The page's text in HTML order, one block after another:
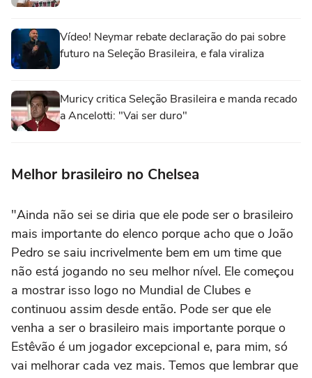
Vídeo! Neymar rebate declaração do pai sobre
futuro na Seleção Brasileira, e fala viraliza
Muricy critica Seleção Brasileira e manda recado
a Ancelotti: "Vai ser duro"
Melhor brasileiro no Chelsea
"Ainda não sei se diria que ele pode ser o brasileiro
mais importante do elenco porque acho que o João
Pedro se saiu incrivelmente bem em um time que
não está jogando no seu melhor nível. Ele começou
a mostrar isso logo no Mundial de Clubes e
continuou assim desde então. Pode ser que ele
venha a ser o brasileiro mais importante porque o
Estêvão é um jogador excepcional e, para mim, só
vai melhorar cada vez mais. Temos que lembrar que